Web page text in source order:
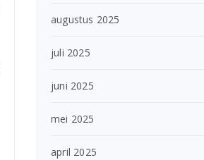
augustus 2025
juli 2025
juni 2025
mei 2025
april 2025